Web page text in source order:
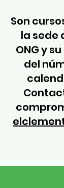
Son
la sede
ONG y
del